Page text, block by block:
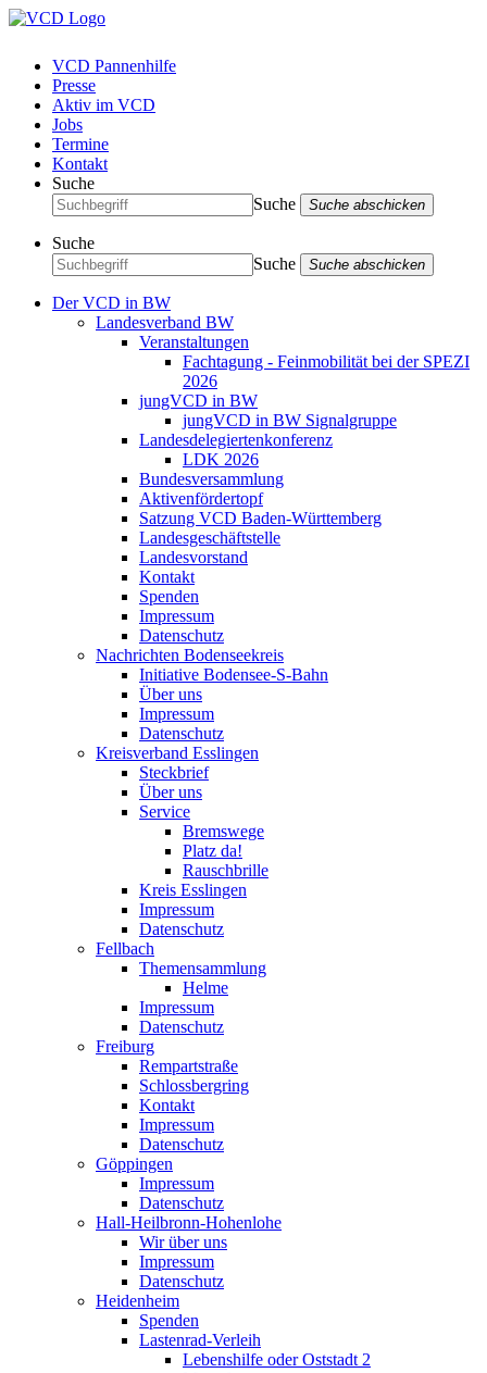
VCD Pannenhilfe
Presse
Aktiv im VCD
Jobs
Termine
Kontakt
Suche
Suche
Suche abschicken
Suche
Suche
Suche abschicken
Der VCD in BW
Landesverband BW
Veranstaltungen
Fachtagung - Feinmobilität bei der SPEZI
2026
jungVCD in BW
jungVCD in BW Signalgruppe
Landesdelegiertenkonferenz
LDK 2026
Bundesversammlung
Aktivenfördertopf
Satzung VCD Baden-Württemberg
Landesgeschäftstelle
Landesvorstand
Kontakt
Spenden
Impressum
Datenschutz
Nachrichten Bodenseekreis
Initiative Bodensee-S-Bahn
Über uns
Impressum
Datenschutz
Kreisverband Esslingen
Steckbrief
Über uns
Service
Bremswege
Platz da!
Rauschbrille
Kreis Esslingen
Impressum
Datenschutz
Fellbach
Themensammlung
Helme
Impressum
Datenschutz
Freiburg
Rempartstraße
Schlossbergring
Kontakt
Impressum
Datenschutz
Göppingen
Impressum
Datenschutz
Hall-Heilbronn-Hohenlohe
Wir über uns
Impressum
Datenschutz
Heidenheim
Spenden
Lastenrad-Verleih
Lebenshilfe oder Oststadt 2